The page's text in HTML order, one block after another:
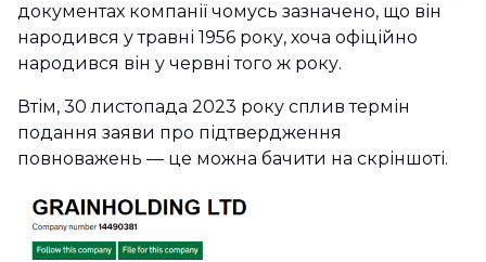
документах компанії чомусь зазначено, що він
народився у травні 1956 року, хоча офіційно
народився він у червні того ж року.
Втім, 30 листопада 2023 року сплив термін
подання заяви про підтвердження
повноважень — це можна бачити на скріншоті.